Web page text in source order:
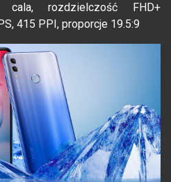
cala, rozdzielczość FHD+
415 PPI, proporcje 19.5:9